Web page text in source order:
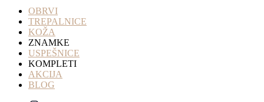
OBRVI
TREPALNICE
KOŽA
ZNAMKE
USPEŠNICE
KOMPLETI
AKCIJA
BLOG